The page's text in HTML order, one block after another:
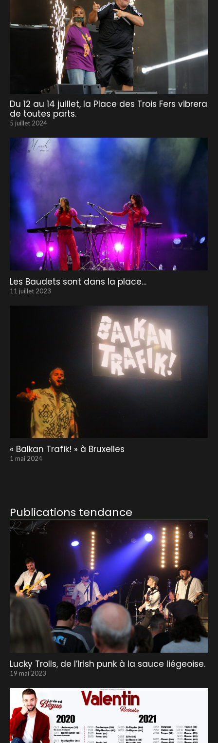
Du 12 au 14 juillet, la Place des Trois Fers vibrera
de toutes parts.
5 juillet 2024
Les Baudets sont dans la place…
11 juillet 2023
« Balkan Trafik! » à Bruxelles
1 mai 2024
Publications tendance
Lucky Trolls, de l’Irish punk à la sauce liégeoise.
19 mai 2023